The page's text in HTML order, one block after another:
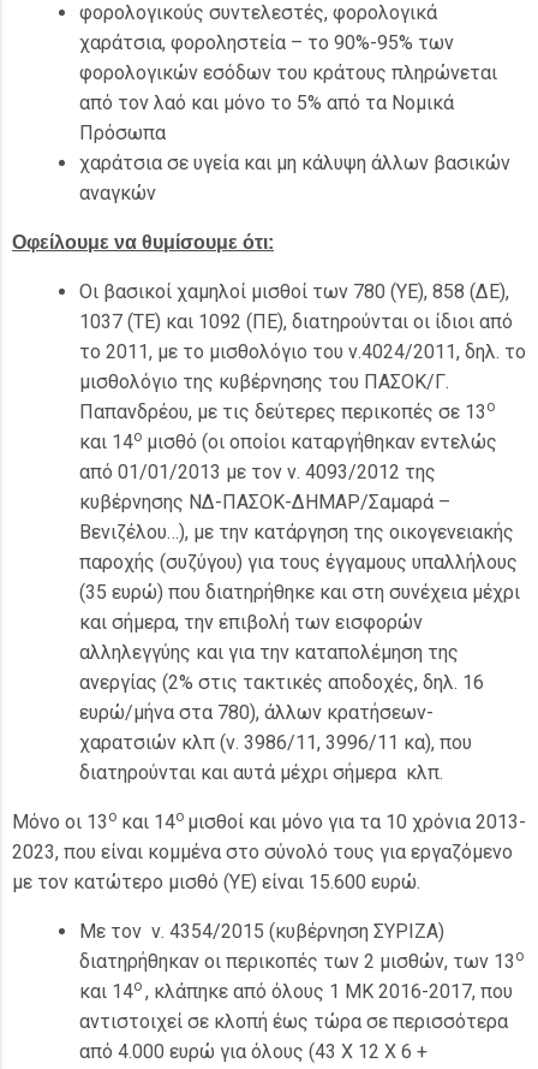
φορολογικούς συντελεστές, φορολογικά
χαράτσια, φοροληστεία – το 90%-95% των
φορολογικών εσόδων του κράτους πληρώνεται
από τον λαό και μόνο το 5% από τα Νομικά
Πρόσωπα
χαράτσια σε υγεία και μη κάλυψη άλλων βασικών
αναγκών
Οφείλουμε να θυμίσουμε ότι:
Οι βασικοί χαμηλοί μισθοί των 780 (ΥΕ), 858 (ΔΕ),
1037 (ΤΕ) και 1092 (ΠΕ), διατηρούνται οι ίδιοι από
το 2011, με το μισθολόγιο του ν.4024/2011, δηλ. το
μισθολόγιο της κυβέρνησης του ΠΑΣΟΚ/Γ.
Παπανδρέου, με τις δεύτερες περικοπές σε 13 ο
και 14ο μισθό (οι οποίοι καταργήθηκαν εντελώς
από 01/01/2013 με τον ν. 4093/2012 της
κυβέρνησης ΝΔ-ΠΑΣΟΚ-ΔΗΜΑΡ/Σαμαρά –
Βενιζέλου…), με την κατάργηση της οικογενειακής
παροχής (συζύγου) για τους έγγαμους υπαλλήλους
(35 ευρώ) που διατηρήθηκε και στη συνέχεια μέχρι
και σήμερα, την επιβολή των εισφορών
αλληλεγγύης και για την καταπολέμηση της
ανεργίας (2% στις τακτικές αποδοχές, δηλ. 16
ευρώ/μήνα στα 780), άλλων κρατήσεων-
χαρατσιών κλπ (ν. 3986/11, 3996/11 κα), που
διατηρούνται και αυτά μέχρι σήμερα κλπ.
Μόνο οι 13 ο και 14ο μισθοί και μόνο για τα 10 χρόνια 2013-
2023, που είναι κομμένα στο σύνολό τους για εργαζόμενο
με τον κατώτερο μισθό (ΥΕ) είναι 15.600 ευρώ.
Με τον ν. 4354/2015 (κυβέρνηση ΣΥΡΙΖΑ)
διατηρήθηκαν οι περικοπές των 2 μισθών, των 13 ο
και 14ο , κλάπηκε από όλους 1 ΜΚ 2016-2017, που
αντιστοιχεί σε κλοπή έως τώρα σε περισσότερα
από 4.000 ευρώ για όλους (43 Χ 12 Χ 6 +